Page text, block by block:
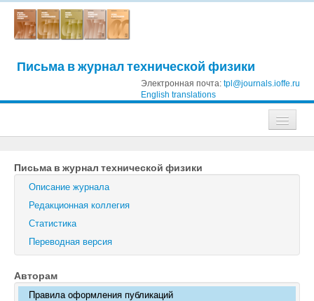
Письма в журнал технической физики
Электронная почта: tpl@journals.ioffe.ru
English translations
Журнал технической физики
Письма в Журнал технической физики
Физика твердого тела
Физика и техника полупроводников
Оптика и спектроскопия
Письма в журнал технической физики
Описание журнала
Редакционная коллегия
Статистика
Переводная версия
Авторам
Правила оформления публикаций